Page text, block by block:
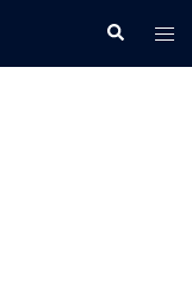
Search